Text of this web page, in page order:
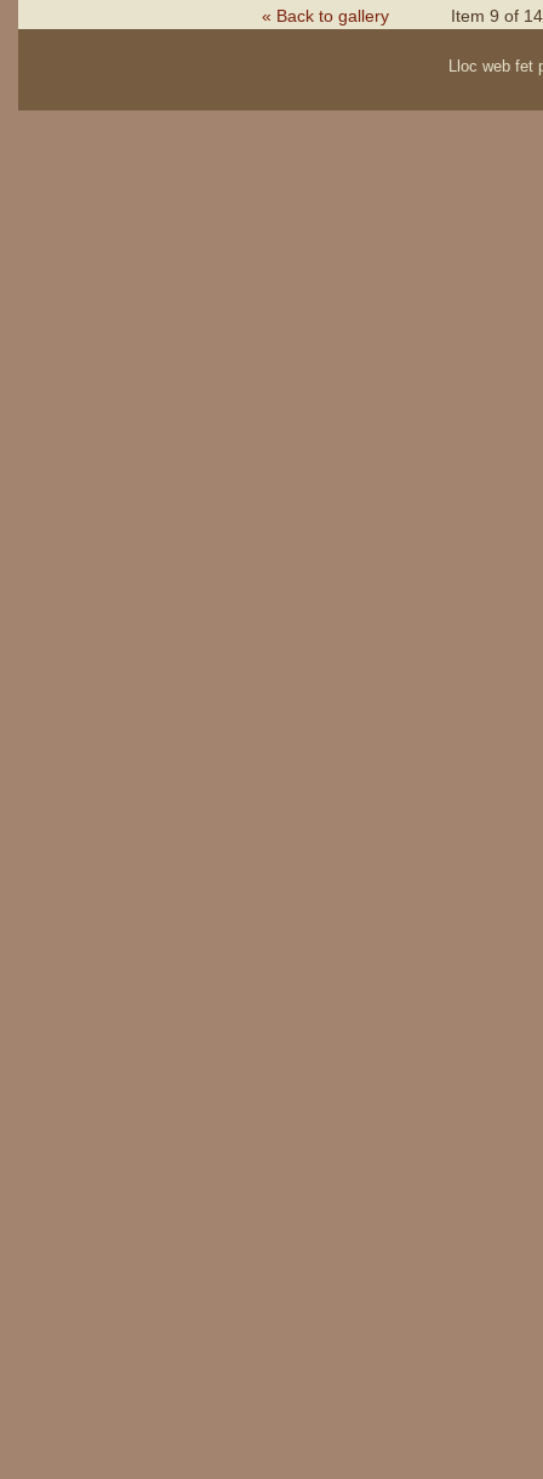
« Back to gallery Item 9 of 14
Lloc web fet